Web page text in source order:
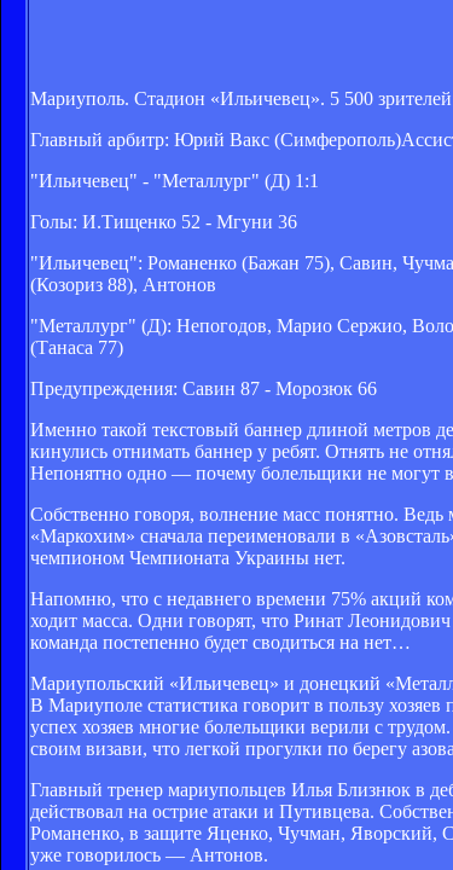
Мариуполь. Стадион «Ильичевец». 5 500 зрителей
Главный арбитр: Юрий Вакс
"Ильичевец" - "Металлург" (Д) 1:1
Голы: И.Тищенко 52 - Мгуни 36
"Ильичевец": Романенко (Бажан 75), Савин,
(Козориз 88), Антонов
"Металлург" (Д): Непогодов, Марио Сержио,
(Танаса 77)
Предупреждения: Савин 87 - Морозюк 66
Именно такой текстовый баннер длиной метров
кинулись отнимать баннер у ребят. Отнять не
Непонятно одно — почему болельщики не могут
Собственно говоря, волнение масс понятно.
«Маркохим» сначала переименовали в
чемпионом Чемпионата Украины нет.
Напомню, что с недавнего времени 75% акций
ходит масса. Одни говорят, что Ринат
команда постепенно будет сводиться на нет…
Мариупольский «Ильичевец» и донецкий
В Мариуполе статистика говорит в пользу
успех хозяев многие болельщики верили с
своим визави, что легкой прогулки по берегу
Главный тренер мариупольцев Илья Близнюк в
действовал на острие атаки и Путивцева.
Романенко, в защите Яценко, Чучман,
уже говорилось — Антонов.